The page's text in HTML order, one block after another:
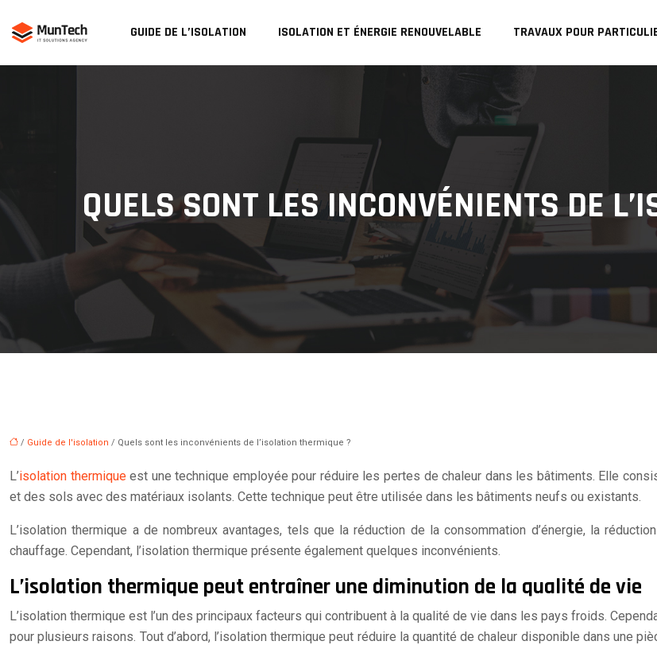
GUIDE DE L’ISOLATION ISOLATION ET ÉNERGIE RENOUVELABLE TRAVAUX POUR
QUELS SONT LES INCONVÉNIENTS DE
/ Guide de l'isolation / Quels sont les inconvénients de l’isolation thermique ?
L’isolation thermiqueest une technique employée pour réduire les pertes de chaleur dans les bâtiments. Elle
et des sols avec des matériaux isolants. Cette technique peut être utilisée dans les bâtiments neufs ou existants.
L’isolation thermique a de nombreux avantages, tels que la réduction de la consommation d’énergie, la
chauffage. Cependant, l’isolation thermique présente également quelques inconvénients.
L’isolation thermique peut entraîner une diminution de la qualité de vie
L’isolation thermique est l’un des principaux facteurs qui contribuent à la qualité de vie dans les pays froids.
pour plusieurs raisons. Tout d’abord, l’isolation thermique peut réduire la quantité de chaleur disponible dans une